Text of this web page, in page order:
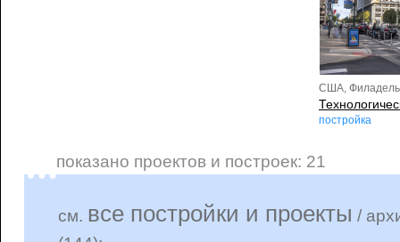
США,
постройка
показано проектов и построек: 21
см. все постройки и проекты /